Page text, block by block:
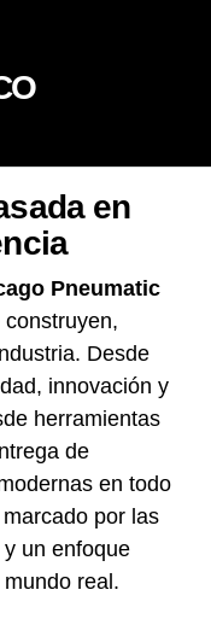
en
Pneumatic
Desde
innovación y
herramientas
de
en todo
por las
un enfoque
real.